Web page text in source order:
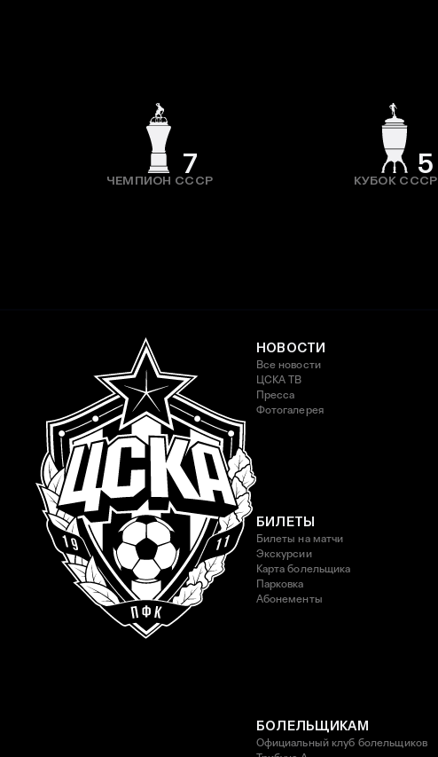
7
ЧЕМПИОН СССР
5
КУБОК СССР
НОВОСТИ
Все новости
ЦСКА ТВ
Пресса
Фотогалерея
БИЛЕТЫ
Билеты на матчи
Экскурсии
Карта болельщика
Парковка
Абонементы
БОЛЕЛЬЩИКАМ
Официальный клуб болельщиков